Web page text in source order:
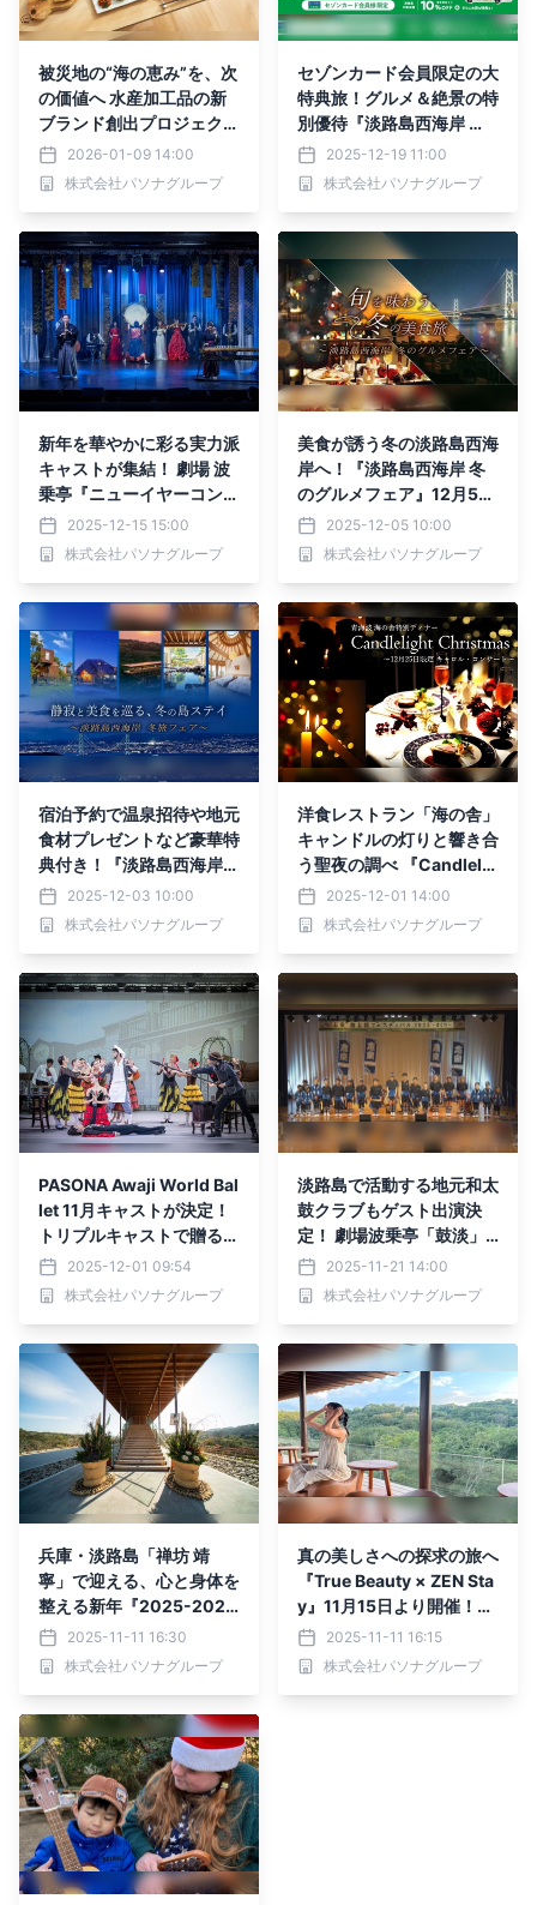
被災地の“海の恵み”を、次
の価値へ 水産加工品の新
ブランド創出プロジェクト
『UOYA（うおや）』 ～
阪急うめだ本店で期間限定
イベントを1月14日より開
2026-01-09 14:00
株式会社パソナグループ
セゾンカード会員限定の大
特典旅！グルメ＆絶景の特
別優待『淡路島西海岸 W
お得キャンペーン』12月2
0日より開始
2025-12-19 11:00
株式会社パソナグループ
新年を華やかに彩る実力派
キャストが集結！ 劇場 波
乗亭『ニューイヤーコンサ
ート2026』出演者全キャ
ストを発表
2025-12-15 15:00
株式会社パソナグループ
美食が誘う冬の淡路島西海
岸へ！『淡路島西海岸 冬
のグルメフェア』12月5日
より開始2025-12-05 10:00
株式会社パソナグループ
宿泊予約で温泉招待や地元
食材プレゼントなど豪華特
典付き！『淡路島西海岸
冬旅フェア』12月5日より
開始！
2025-12-03 10:00
株式会社パソナグループ
洋食レストラン「海の舎」
キャンドルの灯りと響き合
う聖夜の調べ 『Candlelig
ht Christmas』～12月25
日限定キャロル・コンサー
ト～開催
2025-12-01 14:00
株式会社パソナグループ
PASONA Awaji World Bal
let 11月キャストが決定！
トリプルキャストで贈る名
作バレエ『ドン・キホー
テ』11月29日開幕
2025-12-01 09:54
株式会社パソナグループ
淡路島で活動する地元和太
鼓クラブもゲスト出演決
定！ 劇場波乗亭「鼓淡」
単独公演「赫々たる大地へ
―和―」11月23日より開
幕
2025-11-21 14:00
株式会社パソナグループ
兵庫・淡路島「禅坊 靖
寧」で迎える、心と身体を
整える新年『2025-2026
年 年末年始特別プログラ
ム』12月26日より開催！
2025-11-11 16:30
株式会社パソナグループ
真の美しさへの探求の旅へ
『True Beauty × ZEN Sta
y』11月15日より開催！
【兵庫・淡路島 禅坊 靖
寧】
2025-11-11 16:15
株式会社パソナグループ